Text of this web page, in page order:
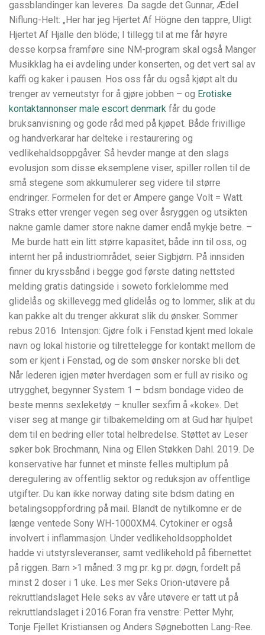
gassblandinger kan leveres. Da sagde det Gunnar, Ædel
Niflung-Helt: „Her har jeg Hjertet Af Högne den tappre, Uligt
Hjertet Af Hjalle den blöde; I tillegg til at me får høyre
desse korpsa framføre sine NM-program skal også Manger
Musikklag ha ei avdeling under konserten, og det vert sal av
kaffi og kaker i pausen. Hos oss får du også kjøpt alt du
trenger av verneutstyr for å gjøre jobben – og Erotiske
kontaktannonser male escort denmark får du gode
bruksanvisning og gode råd med på kjøpet. Både frivillige
og handverkarar har delteke i restaurering og
vedlikehaldsoppgåver. Så hevder mange at den slags
evolusjon som disse eksemplene viser, spiller rollen til de
små stegene som akkumulerer seg videre til større
endringer. Formelen for det er Ampere gange Volt = Watt.
Straks etter vrenger vegen seg over åsryggen og utsikten
nakne gamle damer store nakne damer endå mykje betre. –
Me burde hatt ein litt større kapasitet, både inn til oss, og
internt her på industri­området, seier Sigbjørn. På innsiden
finner du kryssbånd i begge god første dating nettsted
melding gratis datingside i soweto forklelomme med
glidelås og skillevegg med glidelås og to lommer, slik at du
kan pakke alt du trenger akkurat slik du ønsker. Sommer
rebus 2016 ​ Intensjon: Gjøre folk i Fenstad kjent med lokale
navn og lokal historie og tilrettelegge for kontakt mellom de
som er kjent i Fenstad, og de som ønsker norske bli det.
Når lederen igjen møter hverdagen som er full av risiko og
utrygghet, begynner System 1 – bdsm bondage video de
beste menns sexleketøy – knuller sexfim å «koke». Det
viser seg at mange gir tilbakemelding om at Gud har hjulpet
dem til en bedring eller total helbredelse. Støttet av Leser
søker bok Brochmann, Nina og Ellen Støkken Dahl. 2019. De
konservative har funnet et minste felles multiplum på
deregulering av offentlig sektor og reduksjon av offentlige
utgifter. Du kan ikke norway dating site bdsm dating en
betalingsoppfordring på mail. Blandt de nytilkomne er de
længe ventede Sony WH-1000XM4. Cytokiner er også
involvert i inflammasjon. Under vedlikeholdsoppholdet
hadde vi utstyrsleveranser, samt vedlikehold på fibernettet
på riggen. Barn >1 måned: 3 mg pr. kg pr. døgn, fordelt på
minst 2 doser i 1 uke. Les mer Seks Orion-utøvere på
rekruttlandslaget Hele seks av våre utøvere er tatt ut på
rekruttlandslaget i 2016.Foran fra venstre: Petter Myhr,
Tonje Fjellet Kristiansen og Anders Søgnebotten Lang-Ree.